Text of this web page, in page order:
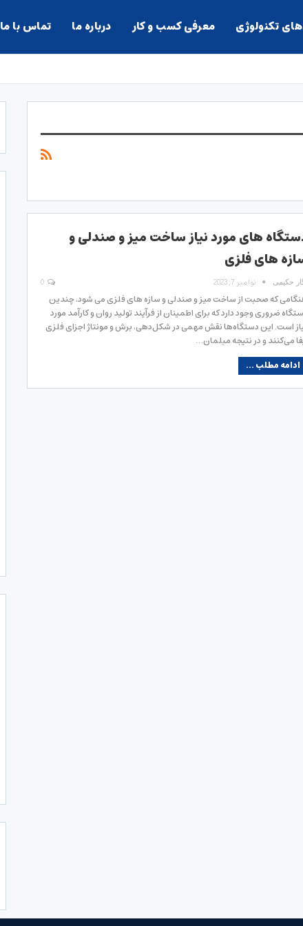
تکنولوژی معرفی کسب و کار درباره ما تماس با ما
های مورد نیاز ساخت میز و صندلی و
های فلزی
حکیمی نوامبر 7, 2023
که صحبت از ساخت میز و صندلی و سازه های فلزی می شود، چندین
ضروری وجود دارد که برای اطمینان از فرآیند تولید روان و کارآمد مورد
است. این دستگاه‌ها نقش مهمی در شکل‌دهی، برش و مونتاژ اجزای فلزی
می‌کنند و در نتیجه مبلمان…
ادامه مطلب ...